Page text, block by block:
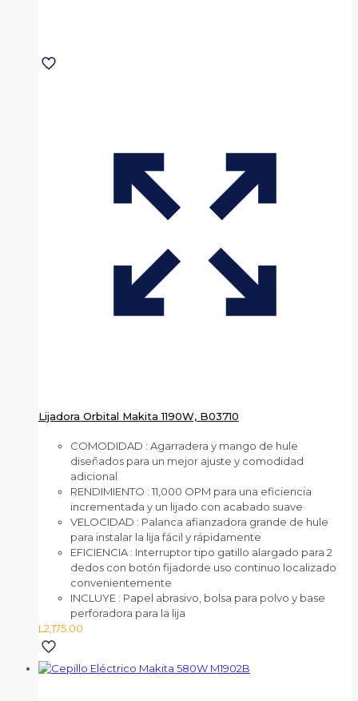
Lijadora Orbital Makita 1190W, B03710
COMODIDAD : Agarradera y mango de hule
diseñados para un mejor ajuste y comodidad
adicional
RENDIMIENTO : 11,000 OPM para una eficiencia
incrementada y un lijado con acabado suave
VELOCIDAD : Palanca afianzadora grande de hule
para instalar la lija fácil y rápidamente
EFICIENCIA : Interruptor tipo gatillo alargado para 2
dedos con botón fijadorde uso continuo localizado
convenientemente
INCLUYE : Papel abrasivo, bolsa para polvo y base
perforadora para la lija
L 2,175.00